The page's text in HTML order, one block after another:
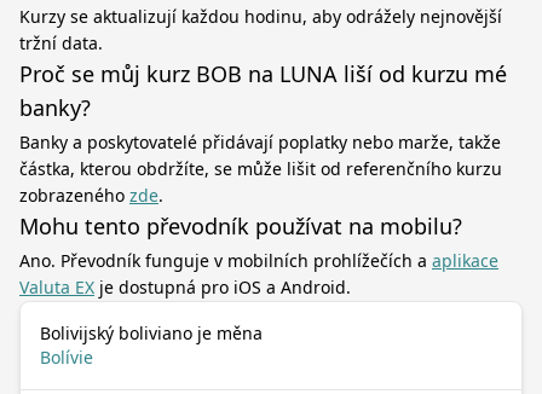
Kurzy se aktualizují každou hodinu, aby odrážely nejnovější
tržní data.
Proč se můj kurz BOB na LUNA liší od kurzu mé
banky?
Banky a poskytovatelé přidávají poplatky nebo marže, takže
částka, kterou obdržíte, se může lišit od referenčního kurzu
zobrazeného zde.
Mohu tento převodník používat na mobilu?
Ano. Převodník funguje v mobilních prohlížečích a aplikace
Valuta EX je dostupná pro iOS a Android.
Bolivijský boliviano je měna
Bolívie